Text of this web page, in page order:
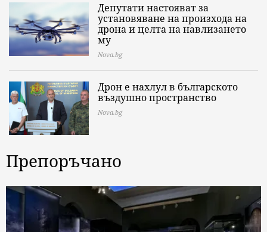
Депутати настояват за
установяване на произхода на
дрона и целта на навлизането
му
Nova.bg
Дрон е нахлул в българското
въздушно пространство
Nova.bg
Препоръчано